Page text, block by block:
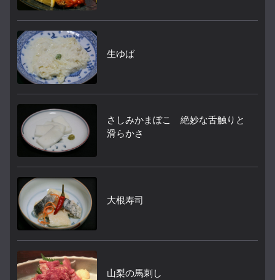
生ゆば
さしみかまぼこ 絶妙な舌触りと
滑らかさ
大根寿司
山梨の馬刺し